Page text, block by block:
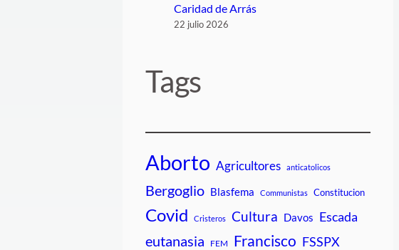
Caridad de Arrás
22 julio 2026
Tags
Aborto Agricultores anticatolicos
Bergoglio Blasfema Communistas Constitucion
Covid Cristeros Cultura Davos Escada
eutanasia FEM Francisco FSSPX